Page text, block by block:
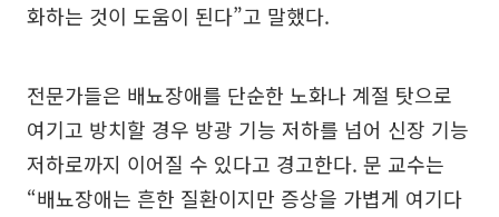
화하는 것이 도움이 된다”고 말했다.
전문가들은 배뇨장애를 단순한 노화나 계절 탓으로
여기고 방치할 경우 방광 기능 저하를 넘어 신장 기능
저하로까지 이어질 수 있다고 경고한다. 문 교수는
“배뇨장애는 흔한 질환이지만 증상을 가볍게 여기다